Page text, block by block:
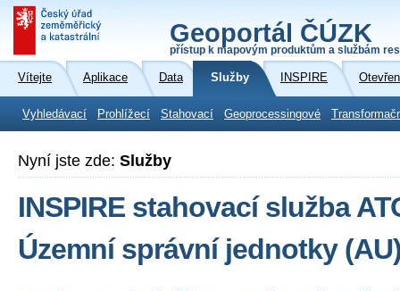
Geoportál ČÚZK
přístup k mapovým produktům a službám
Vítejte Aplikace Data Služby INSPIRE
Vyhledávací Prohlížecí Stahovací Geoprocessingové
Nyní jste zde: Služby
INSPIRE stahovací služba
Územní správní jednotky